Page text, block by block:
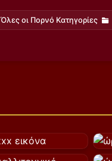
Όλες οι Πορνό Κατηγορίες